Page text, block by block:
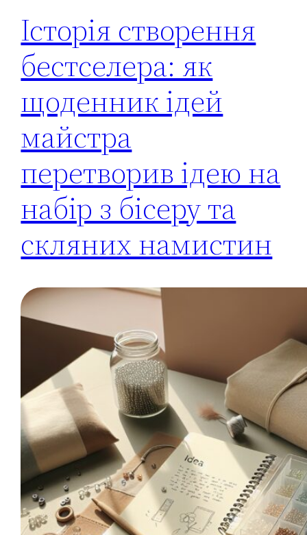
Історія створення
бестселера: як
щоденник ідей
майстра
перетворив ідею на
набір з бісеру та
скляних намистин